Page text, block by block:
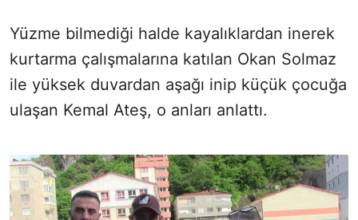
Yüzme bilmediği halde kayalıklardan inerek
kurtarma çalışmalarına katılan Okan Solmaz
ile yüksek duvardan aşağı inip küçük çocuğa
ulaşan Kemal Ateş, o anları anlattı.